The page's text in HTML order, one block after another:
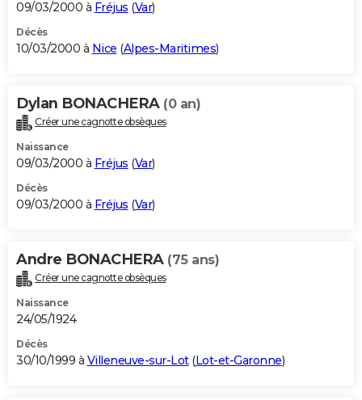
09/03/2000 à Fréjus (Var)
Décès
10/03/2000 à Nice (Alpes-Maritimes)
Dylan BONACHERA (0 an)
Créer une cagnotte obsèques
Naissance
09/03/2000 à Fréjus (Var)
Décès
09/03/2000 à Fréjus (Var)
Andre BONACHERA (75 ans)
Créer une cagnotte obsèques
Naissance
24/05/1924
Décès
30/10/1999 à Villeneuve-sur-Lot(Lot-et-Garonne)